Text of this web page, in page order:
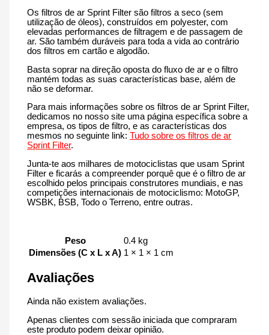
Os filtros de ar Sprint Filter são filtros a seco (sem
utilização de óleos), construídos em polyester, com
elevadas performances de filtragem e de passagem de
ar. São também duráveis para toda a vida ao contrário
dos filtros em cartão e algodão.
Basta soprar na direção oposta do fluxo de ar e o filtro
mantém todas as suas características base, além de
não se deformar.
Para mais informações sobre os filtros de ar Sprint Filter,
dedicamos no nosso site uma página específica sobre a
empresa, os tipos de filtro, e as características dos
mesmos no seguinte link:Tudo sobre os filtros de ar
Sprint Filter.
Junta-te aos milhares de motociclistas que usam Sprint
Filter e ficarás a compreender porquê que é o filtro de ar
escolhido pelos principais construtores mundiais, e nas
competições internacionais de motociclismo: MotoGP,
WSBK, BSB, Todo o Terreno, entre outras.
Peso
0.4 kg
Dimensões (C x L x A) 1 × 1 × 1 cm
Avaliações
Ainda não existem avaliações.
Apenas clientes com sessão iniciada que compraram
este produto podem deixar opinião.